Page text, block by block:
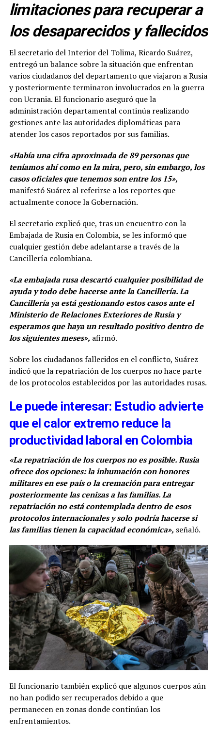
limitaciones para recuperar a
los desaparecidos y fallecidos
El secretario del Interior del Tolima, Ricardo Suárez,
entregó un balance sobre la situación que enfrentan
varios ciudadanos del departamento que viajaron a Rusia
y posteriormente terminaron involucrados en la guerra
con Ucrania. El funcionario aseguró que la
administración departamental continúa realizando
gestiones ante las autoridades diplomáticas para
atender los casos reportados por sus familias.
«Había una cifra aproximada de 89 personas que
teníamos ahí como en la mira, pero, sin embargo, los
casos oficiales que tenemos son entre los 15»,
manifestó Suárez al referirse a los reportes que
actualmente conoce la Gobernación.
El secretario explicó que, tras un encuentro con la
Embajada de Rusia en Colombia, se les informó que
cualquier gestión debe adelantarse a través de la
Cancillería colombiana.
«La embajada rusa descartó cualquier posibilidad de
ayuda y todo debe hacerse ante la Cancillería. La
Cancillería ya está gestionando estos casos ante el
Ministerio de Relaciones Exteriores de Rusia y
esperamos que haya un resultado positivo dentro de
los siguientes meses», afirmó.
Sobre los ciudadanos fallecidos en el conflicto, Suárez
indicó que la repatriación de los cuerpos no hace parte
de los protocolos establecidos por las autoridades rusas.
Le puede interesar: Estudio advierte
que el calor extremo reduce la
productividad laboral en Colombia
«La repatriación de los cuerpos no es posible. Rusia
ofrece dos opciones: la inhumación con honores
militares en ese país o la cremación para entregar
posteriormente las cenizas a las familias. La
repatriación no está contemplada dentro de esos
protocolos internacionales y solo podría hacerse si
las familias tienen la capacidad económica», señaló.
El funcionario también explicó que algunos cuerpos aún
no han podido ser recuperados debido a que
permanecen en zonas donde continúan los
enfrentamientos.